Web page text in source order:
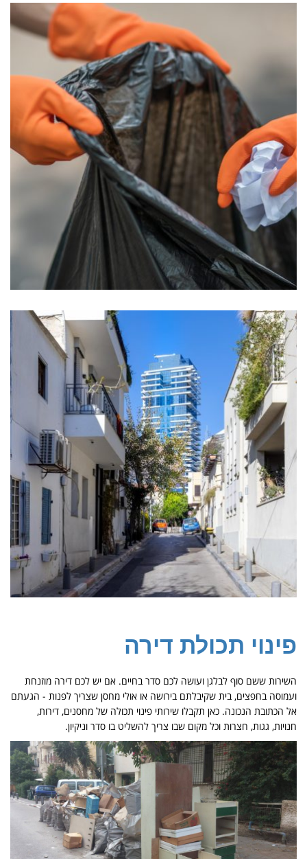
פינוי דירה תל אביב
פינוי דירה תל אביב הוא שירות חשוב שרבים מכם עשויים להזדקק
לו בשלב זה או אחר של החיים. במאמר זה
פינוי בתים
חברת פינוי בתים מעניקה פתרון לכל מצב בו נדרש פינוי תכולת
בית. פינוי בית אינו מתייחס לתהליך העברת חפצים, כפי
פינוי דירות בתל אביב הוא השירות שאתם צריכים כאשר יש לפנות
פינוי תכולת דירה
השירות ששם סוף לבלגן ועושה לכם סדר בחיים. אם יש לכם דירה מוזנחת
ועמוסה בחפצים, בית שקיבלתם בירושה או אולי מחסן שצריך לפנות - הגעתם
אל הכתובת הנכונה. כאן תקבלו שירותי פינוי תכולה של מחסנים, דירות,
חנויות, גגות, חצרות וכל מקום שבו צריך להשליט בו סדר וניקיון.